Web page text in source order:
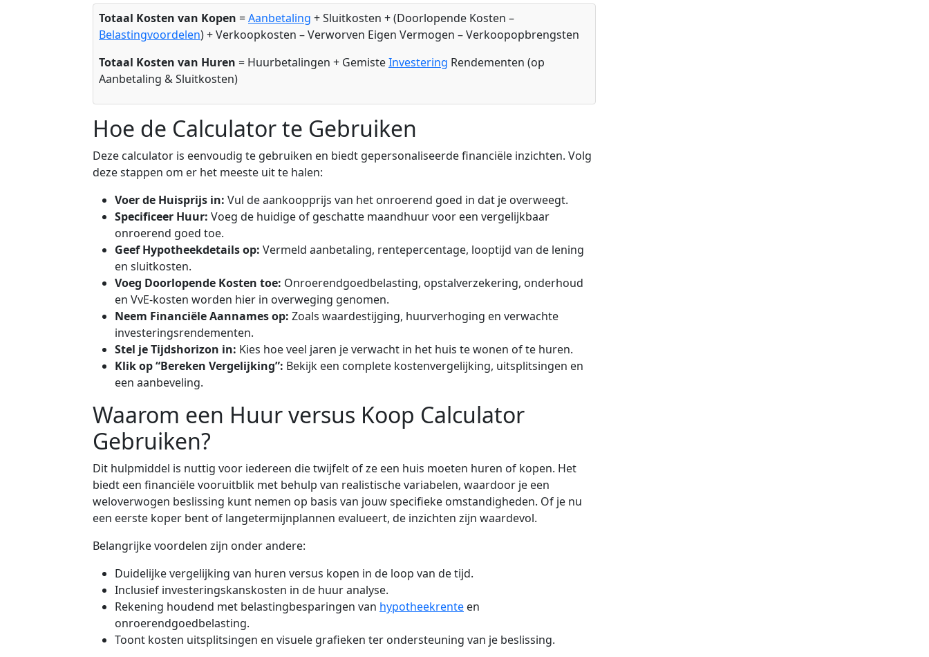
Totaal Kosten van Kopen =Aanbetaling + Sluitkosten + (Doorlopende Kosten –
Belastingvoordelen) + Verkoopkosten – Verworven Eigen Vermogen – Verkoopopbrengsten
Totaal Kosten van Huren = Huurbetalingen + GemisteInvestering Rendementen (op
Aanbetaling & Sluitkosten)
Hoe de Calculator te Gebruiken
Deze calculator is eenvoudig te gebruiken en biedt gepersonaliseerde financiële inzichten. Volg
deze stappen om er het meeste uit te halen:
Voer de Huisprijs in: Vul de aankoopprijs van het onroerend goed in dat je overweegt.
Specificeer Huur: Voeg de huidige of geschatte maandhuur voor een vergelijkbaar
onroerend goed toe.
Geef Hypotheekdetails op: Vermeld aanbetaling, rentepercentage, looptijd van de lening
en sluitkosten.
Voeg Doorlopende Kosten toe: Onroerendgoedbelasting, opstalverzekering, onderhoud
en VvE-kosten worden hier in overweging genomen.
Neem Financiële Aannames op: Zoals waardestijging, huurverhoging en verwachte
investeringsrendementen.
Stel je Tijdshorizon in: Kies hoe veel jaren je verwacht in het huis te wonen of te huren.
Klik op “Bereken Vergelijking”: Bekijk een complete kostenvergelijking, uitsplitsingen en
een aanbeveling.
Waarom een Huur versus Koop Calculator
Gebruiken?
Dit hulpmiddel is nuttig voor iedereen die twijfelt of ze een huis moeten huren of kopen. Het
biedt een financiële vooruitblik met behulp van realistische variabelen, waardoor je een
weloverwogen beslissing kunt nemen op basis van jouw specifieke omstandigheden. Of je nu
een eerste koper bent of langetermijnplannen evalueert, de inzichten zijn waardevol.
Belangrijke voordelen zijn onder andere:
Duidelijke vergelijking van huren versus kopen in de loop van de tijd.
Inclusief investeringskanskosten in de huur analyse.
Rekening houdend met belastingbesparingen van hypotheekrente en
onroerendgoedbelasting.
Toont kosten uitsplitsingen en visuele grafieken ter ondersteuning van je beslissing.